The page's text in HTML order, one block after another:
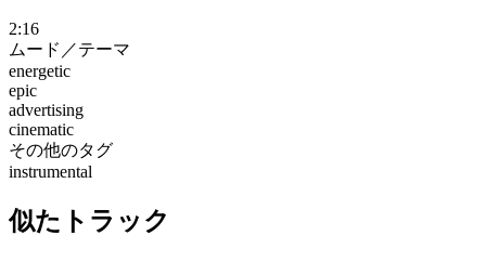
2:16
ムード／テーマ
energetic
epic
advertising
cinematic
その他のタグ
instrumental
似たトラック